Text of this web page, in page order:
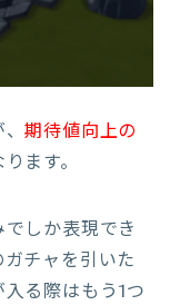
、期待値向上の
ます。
しか表現でき
チャを引いた
る際はもう1つ